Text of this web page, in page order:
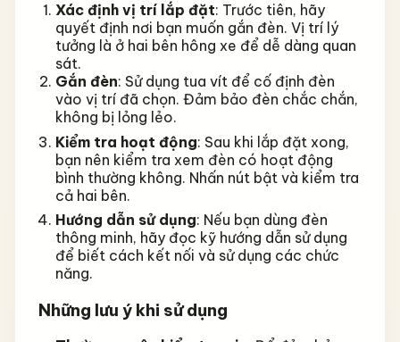
Xác định vị trí lắp đặt: Trước tiên, hãy
quyết định nơi bạn muốn gắn đèn. Vị trí lý
tưởng là ở hai bên hông xe để dễ dàng quan
sát.
Gắn đèn: Sử dụng tua vít để cố định đèn
vào vị trí đã chọn. Đảm bảo đèn chắc chắn,
không bị lỏng lẻo.
Kiểm tra hoạt động: Sau khi lắp đặt xong,
bạn nên kiểm tra xem đèn có hoạt động
bình thường không. Nhấn nút bật và kiểm tra
cả hai bên.
Hướng dẫn sử dụng: Nếu bạn dùng đèn
thông minh, hãy đọc kỹ hướng dẫn sử dụng
để biết cách kết nối và sử dụng các chức
năng.
Những lưu ý khi sử dụng